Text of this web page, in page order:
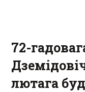
72-
лютага